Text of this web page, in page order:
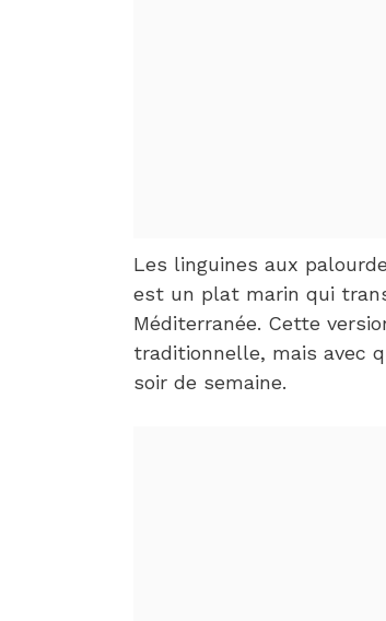
Les linguines aux
est un plat marin qui
Méditerranée. Cette
traditionnelle, mais avec
soir de semaine.